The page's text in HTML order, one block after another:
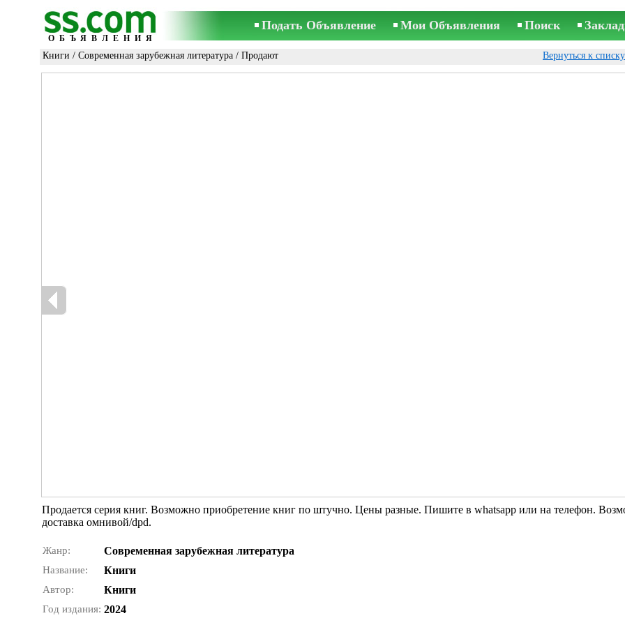
ОБЪЯВЛЕНИЯ
Подать Объявление Мои Объявления Поиск
Книги / Современная зарубежная литература / Продают Вернуться к
Продается серия книг. Возможно приобретение книг по штучно. Цены разные. Пишите в whatsapp или на телефон.
доставка омнивой/dpd.
Жанр: Современная зарубежная литература
Название: Книги
Автор: Книги
Год издания: 2024